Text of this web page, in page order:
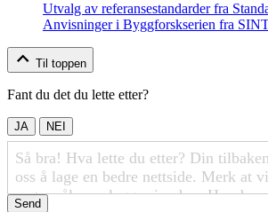
Utvalg av referansestandarder fra
Anvisninger i Byggforskserien fra
Til toppen
Fant du det du lette etter?
JA NEI
Send